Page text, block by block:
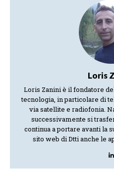
Loris
Loris Zanini è il fondatore
tecnologia, in particolare di
via satellite e radiofonia.
successivamente si
continua a portare avanti la
sito web di Dtti anche le